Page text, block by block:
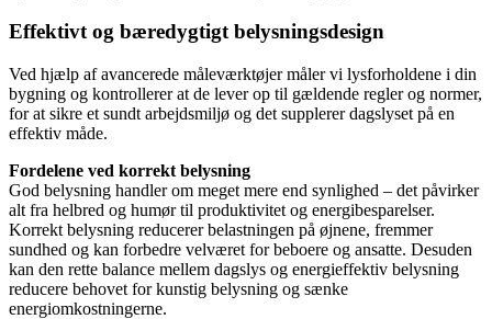
Effektivt og bæredygtigt belysningsdesign
Ved hjælp af avancerede måleværktøjer måler vi lysforholdene i din
bygning og kontrollerer at de lever op til gældende regler og normer,
for at sikre et sundt arbejdsmiljø og det supplerer dagslyset på en
effektiv måde.
Fordelene ved korrekt belysning
God belysning handler om meget mere end synlighed – det påvirker
alt fra helbred og humør til produktivitet og energibesparelser.
Korrekt belysning reducerer belastningen på øjnene, fremmer
sundhed og kan forbedre velværet for beboere og ansatte. Desuden
kan den rette balance mellem dagslys og energieffektiv belysning
reducere behovet for kunstig belysning og sænke
energiomkostningerne.